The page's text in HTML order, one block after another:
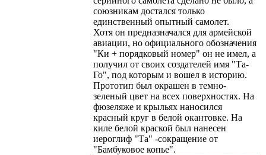
союзникам достался только
единственный опытный самолет.
Хотя он предназначался для армейской
авиации, но официального обозначения
"Ки + порядковый номер" он не имел, а
получил от своих создателей имя "Та-
Го", под которым и вошел в историю.
Прототип был окрашен в темно-
зеленый цвет на всех поверхностях. На
фюзеляже и крыльях наносился
красный круг в белой окантовке. На
киле белой краской был нанесен
иероглиф "Та" -сокращение от
"Бамбуковое копье".